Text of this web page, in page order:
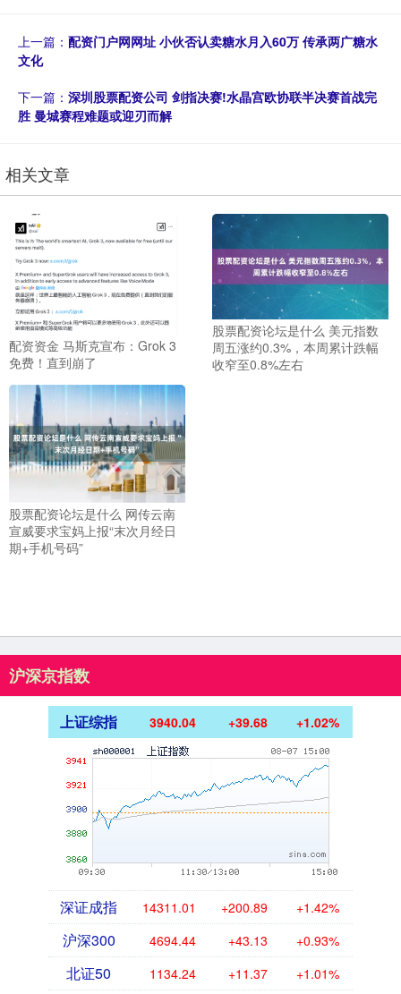
上一篇： 配资门户网网址 小伙否认卖糖水月入60万 传承两广糖水
文化
下一篇： 深圳股票配资公司 剑指决赛!水晶宫欧协联半决赛首战完
胜 曼城赛程难题或迎刃而解
相关文章
配资资金 马斯克宣布：Grok 3
免费！直到崩了
股票配资论坛是什么 美元指数
周五涨约0.3%，本周累计跌幅
收窄至0.8%左右
股票配资论坛是什么 网传云南
宣威要求宝妈上报“末次月经日
期+手机号码”
沪深京指数
上证综指 3940.04 +39.68 +1.02%
深证成指 14311.01 +200.89 +1.42%
沪深300 4694.44 +43.13 +0.93%
北证50 1134.24 +11.37 +1.01%